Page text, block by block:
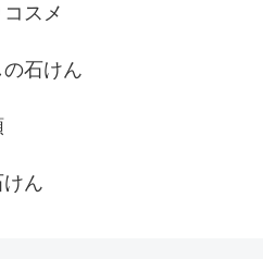
スメ
石けん
ん